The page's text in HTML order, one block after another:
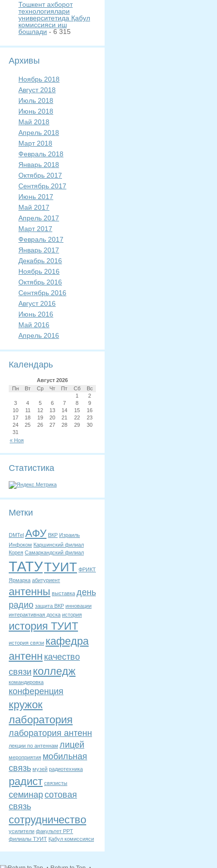
Тошкент ахборот
технологиялари
университетида Қабул
комиссияси иш
бошлади - 6 315
Архивы
Ноябрь 2018
Август 2018
Июль 2018
Июнь 2018
Май 2018
Апрель 2018
Март 2018
Февраль 2018
Январь 2018
Октябрь 2017
Сентябрь 2017
Июнь 2017
Май 2017
Апрель 2017
Март 2017
Февраль 2017
Январь 2017
Декабрь 2016
Ноябрь 2016
Октябрь 2016
Сентябрь 2016
Август 2016
Июнь 2016
Май 2016
Апрель 2016
Календарь
Август 2026
Пн
Вт Ср Чт Пт Сб Вс
« Ноя
1
2
3
4 5 6 7 8
9
10
11 12 13 14 15
16
17
18 19 20 21 22
23
24
25 26 27 28 29
30
31
Статистика
Метки
DMTel АФУ ВКР Израиль
Инфоком Каршинский филиал
Корея Самаркандский филиал
ТАТУТУИТ ФРИКТ
Ярмарка абитуриент
антенны выставка день
радио защита ВКР инновации
интерактивная доска история
история ТУИТ
история связи кафедра
антенн качество
связи колледж
командировка
конференция
кружок
лаборатория
лаборатория антенн
лекции по антеннам лицей
мероприятия мобильная
связь музей радиотехника
радист связисты
семинарсотовая
связь
сотрудничество
усилители факультет РРТ
филиалы ТУИТ Қабул комиссияси